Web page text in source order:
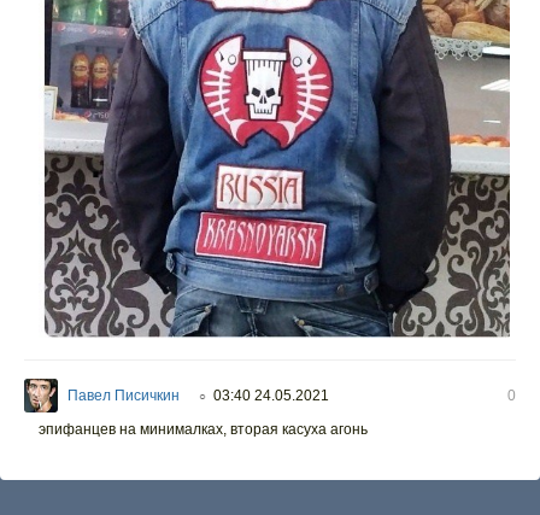
Павел Писичкин ○ 03:40 24.05.2021
0
эпифанцев на минималках, вторая касуха агонь